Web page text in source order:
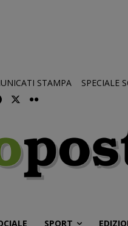
STAMPA SPECIALE
SPORT